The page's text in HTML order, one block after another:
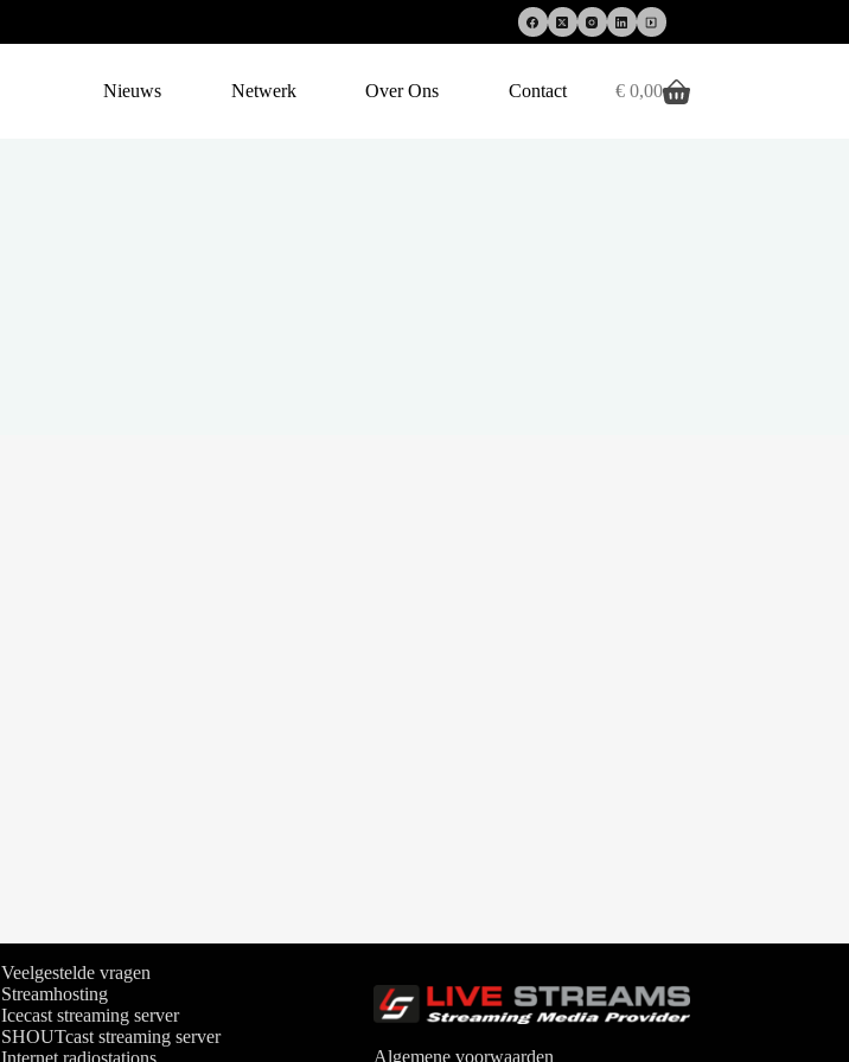
Nieuws Netwerk Over Ons Contact Winkelwagen
€0,00
Veelgestelde vragen
Streamhosting
Icecast streaming server
SHOUTcast streaming server
Algemene voorwaarden